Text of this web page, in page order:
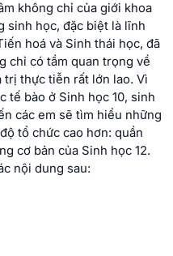
không chỉ của giới khoa
sinh học, đặc biệt là lĩnh
hoá và Sinh thái học, đã
chỉ có tầm quan trọng về
trị thực tiễn rất lớn lao. Vì
tế bào ở Sinh học 10, sinh
các em sẽ tìm hiểu những
tổ chức cao hơn: quần
cơ bản của Sinh học 12.
nội dung sau: